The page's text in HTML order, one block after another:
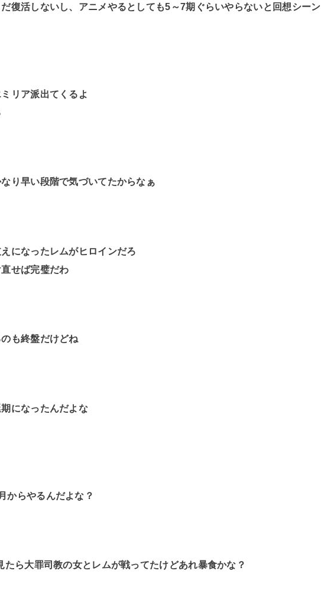
復活しないし、アニメやるとしても5～7期ぐらいやらないと回想シーン
リア派出てくるよ
り早い段階で気づいてたからなぁ
になったレムがヒロインだろ
せば完璧だわ
も終盤だけどね
になったんだよな
からやるんだよな？
たら大罪司教の女とレムが戦ってたけどあれ暴食かな？